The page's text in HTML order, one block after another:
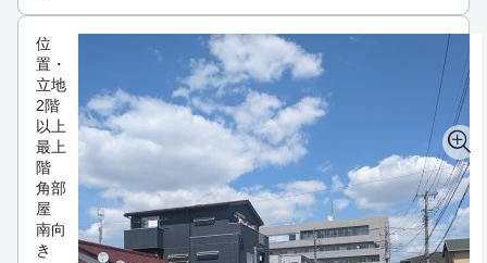
位
置・
立地
2階
以上
最上
階
角部
屋
南向
き